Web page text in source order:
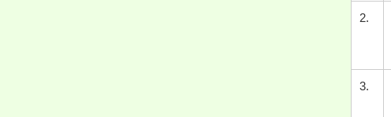
2.
3.